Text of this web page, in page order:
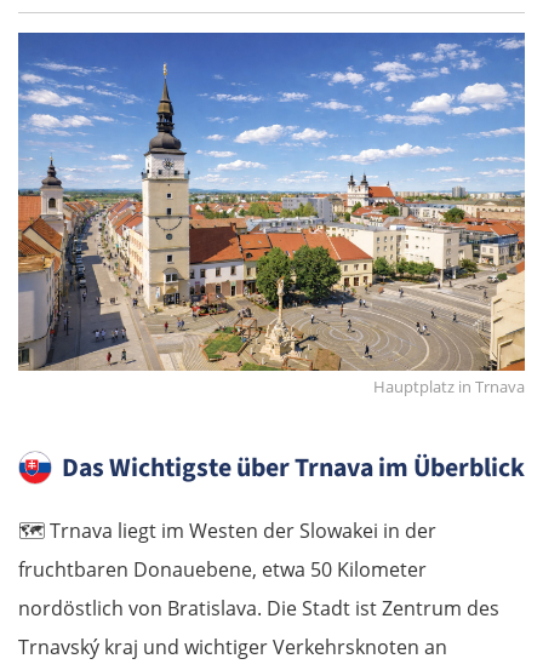
Hauptplatz in Trnava
Das Wichtigste über Trnava im Überblick
🗺️Trnava liegt im Westen der Slowakei in der
fruchtbaren Donauebene, etwa 50 Kilometer
nordöstlich von Bratislava. Die Stadt ist Zentrum des
Trnavský kraj und wichtiger Verkehrsknoten an